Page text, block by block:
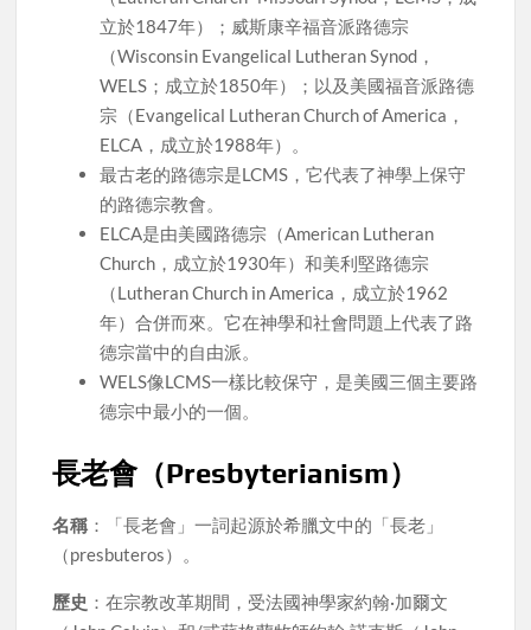
立於1847年）；威斯康辛福音派路德宗
（Wisconsin Evangelical Lutheran Synod，
WELS；成立於1850年）；以及美國福音派路德
宗（Evangelical Lutheran Church of America，
ELCA，成立於1988年）。
最古老的路德宗是LCMS，它代表了神學上保守
的路德宗教會。
ELCA是由美國路德宗（American Lutheran
Church，成立於1930年）和美利堅路德宗
（Lutheran Church in America，成立於1962
年）合併而來。它在神學和社會問題上代表了路
德宗當中的自由派。
WELS像LCMS一樣比較保守，是美國三個主要路
德宗中最小的一個。
長老會（Presbyterianism）
名稱 ：「長老會」一詞起源於希臘文中的「長老」
（presbuteros）。
歷史 ：在宗教改革期間，受法國神學家約翰·加爾文